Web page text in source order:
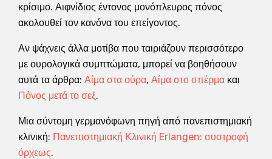
κρίσιμο. Αιφνίδιος έντονος μονόπλευρος πόνος
ακολουθεί τον κανόνα του επείγοντος.
Αν ψάχνεις άλλα μοτίβα που ταιριάζουν περισσότερο
με ουρολογικά συμπτώματα, μπορεί να βοηθήσουν
αυτά τα άρθρα: Αίμα στα ούρα, Αίμα στο σπέρμα και
Πόνος μετά το σεξ.
Μια σύντομη γερμανόφωνη πηγή από πανεπιστημιακή
κλινική: Πανεπιστημιακή Κλινική Erlangen: συστροφή
όρχεως.